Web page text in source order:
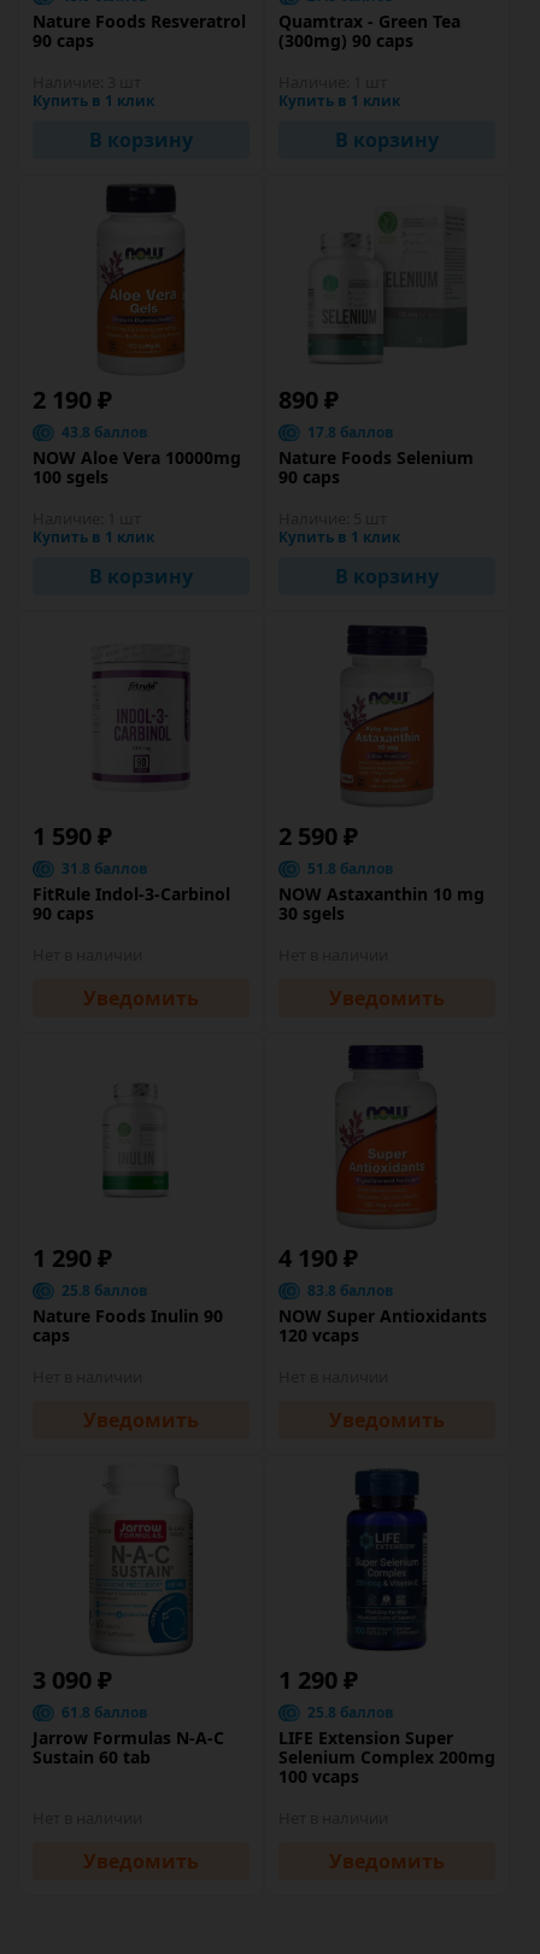
Nature Foods Resveratrol
90 caps
Купить в 1 клик
В корзину
Quamtrax - Green Tea
(300mg) 90 caps
Купить в 1 клик
В корзину
2 190 ₽
43.8 баллов
NOW Aloe Vera 10000mg
100 sgels
Купить в 1 клик
В корзину
890 ₽
17.8 баллов
Nature Foods Selenium
90 caps
Купить в 1 клик
В корзину
1 590 ₽
31.8 баллов
FitRule Indol-3-Carbinol
90 caps
Уведомить
2 590 ₽
51.8 баллов
NOW Astaxanthin 10 mg
30 sgels
Уведомить
1 290 ₽
25.8 баллов
Nature Foods Inulin 90
caps
Уведомить
4 190 ₽
83.8 баллов
NOW Super Antioxidants
120 vcaps
Уведомить
3 090 ₽
61.8 баллов
Jarrow Formulas N-A-C
Sustain 60 tab
Уведомить
1 290 ₽
25.8 баллов
LIFE Extension Super
Selenium Complex 200mg
100 vcaps
Уведомить